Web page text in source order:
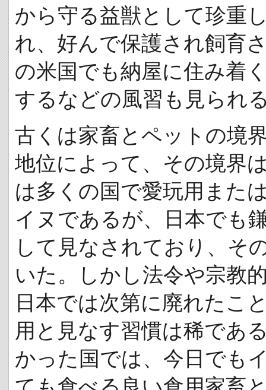
から守る益獣として珍重
れ、好んで保護され飼育
の米国でも納屋に住み着
するなどの風習も見られ
古くは家畜とペットの境
地位によって、その境界
は多くの国で愛玩用また
イヌであるが、日本でも
して見なされており、そ
いた。しかし法令や宗教
日本では次第に廃れたこ
用と見なす習慣は稀であ
かった国では、今日でも